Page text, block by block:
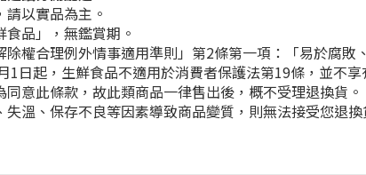
以實品為主。
品」，無鑑賞期。
權合理例外情事適用準則」第2條第一項：「易於腐
1日起，生鮮食品不適用於消費者保護法第19條，並不享
意此條款，故此類商品一律售出後，概不受理退換貨。
溫、保存不良等因素導致商品變質，則無法接受您退換